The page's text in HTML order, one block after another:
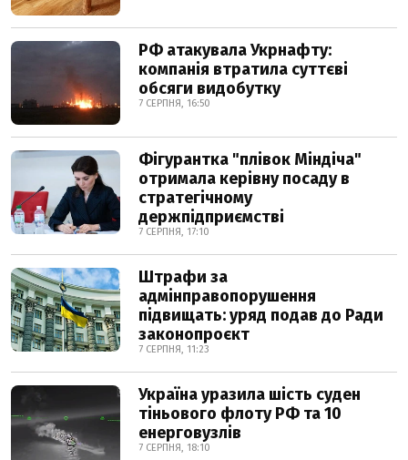
РФ атакувала Укрнафту:
компанія втратила суттєві
обсяги видобутку
7 СЕРПНЯ, 16:50
Фігурантка "плівок Міндіча"
отримала керівну посаду в
стратегічному
держпідприємстві
7 СЕРПНЯ, 17:10
Штрафи за
адмінправопорушення
підвищать: уряд подав до Ради
законопроєкт
7 СЕРПНЯ, 11:23
Україна уразила шість суден
тіньового флоту РФ та 10
енерговузлів
7 СЕРПНЯ, 18:10